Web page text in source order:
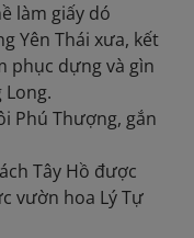
làm giấy dó
Yên Thái xưa, kết
phục dựng và gìn
Long.
Phú Thượng, gắn
Tây Hồ được
vườn hoa Lý Tự